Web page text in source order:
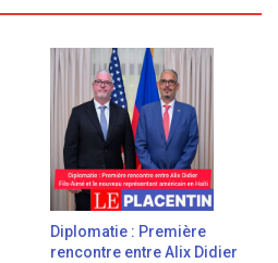
Diplomatie : Première
rencontre entre Alix Didier